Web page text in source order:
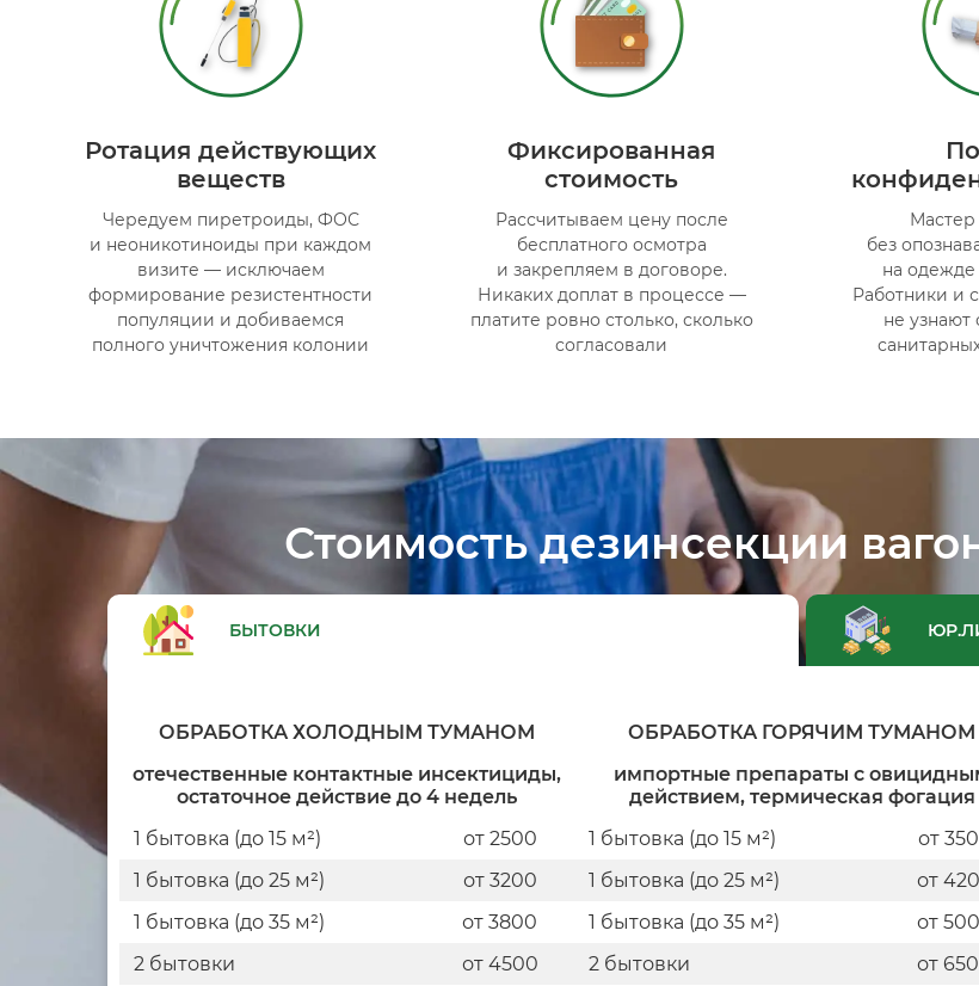
Ротация действующих
веществ
Чередуем пиретроиды, ФОС
и неоникотиноиды при каждом
визите — исключаем
формирование резистентности
популяции и добиваемся
полного уничтожения колонии
Фиксированная
стоимость
Рассчитываем цену после
бесплатного осмотра
и закрепляем в договоре.
Никаких доплат в процессе —
платите ровно столько, сколько
согласовали
без
на одежде
Работники и
не
Стоимость дезинсекции
БЫТОВКИ
ОБРАБОТКА ХОЛОДНЫМ ТУМАНОМ
отечественные контактные инсектициды,
остаточное действие до 4 недель
1 бытовка (до 15 м²)
от 2500
1 бытовка (до 25 м²)
от 3200
1 бытовка (до 35 м²)
от 3800
2 бытовки
от 4500
ОБРАБОТКА ГОРЯЧИМ ТУМАНОМ
импортные препараты с
действием, термическая фогация
1 бытовка (до 15 м²)
от
1 бытовка (до 25 м²)
от
1 бытовка (до 35 м²)
от
2 бытовки
от